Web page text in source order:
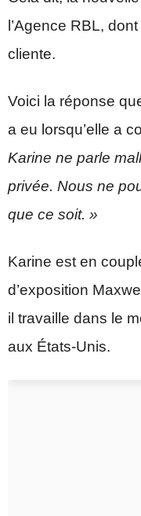
l’Agence RBL,
cliente.
Voici la réponse
a eu lorsqu’elle a
Karine ne parle
privée. Nous ne
que ce soit. »
Karine est en
d’exposition
il travaille dans le
aux États-Unis.